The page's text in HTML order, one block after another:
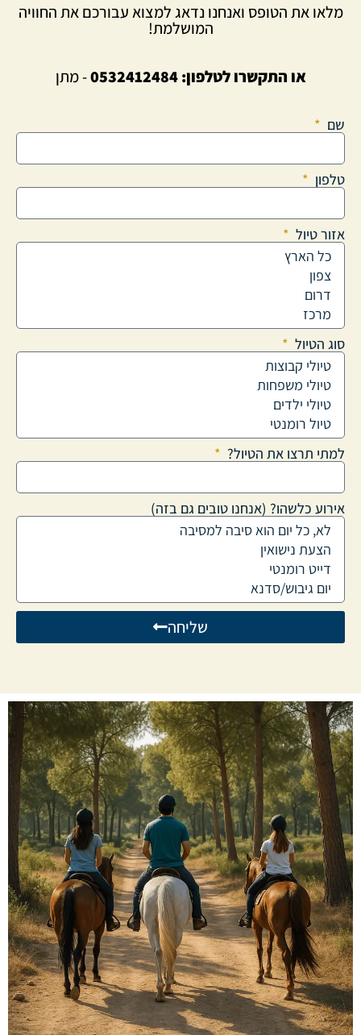
מלאו את הטופס ואנחנו נדאג למצוא עבורכם את החוויה
המושלמת!
או התקשרו לטלפון:0532412484- מתן
שם
טלפון
אזור טיול
סוג הטיול
למתי תרצו את הטיול?
אירוע כלשהו? (אנחנו טובים גם בזה)
שליחה